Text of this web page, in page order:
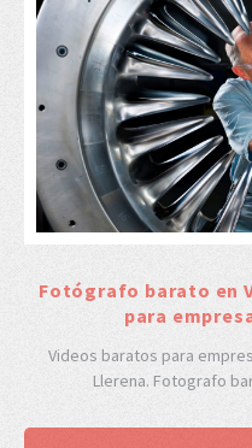
Fotógrafo barato en
para
Videos baratos para
Llerena. Fotografo